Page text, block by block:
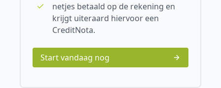
netjes betaald op de rekening en
krijgt uiteraard hiervoor een
CreditNota.
Start vandaag nog